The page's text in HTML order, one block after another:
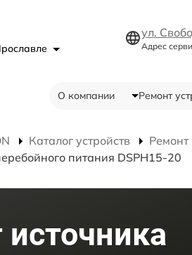
ул.
Адрес
О компании Ремонт
Каталог устройств
Ремонт
питания DSPH15-20